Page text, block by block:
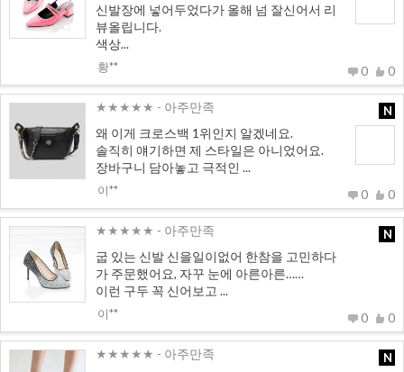
신발장에 넣어두었다가 올해 넘 잘신어서 리
뷰올립니다.
색상...
황**
0 0
★★★★★ - 아주만족
왜 이게 크로스백 1위인지 알겠네요.
솔직히 얘기하면 제 스타일은 아니었어요.
장바구니 담아놓고 극적인 ...
이**
N
0 0
★★★★★ - 아주만족
굽 있는 신발 신을일이없어 한참을 고민하다
가 주문했어요, 자꾸 눈에 아른아른……
이런 구두 꼭 신어보고 ...
이**
N
0 0
★★★★★ - 아주만족
N